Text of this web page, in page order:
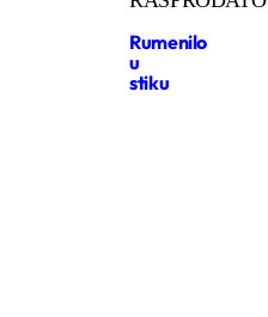
Rumenilo
u
stiku